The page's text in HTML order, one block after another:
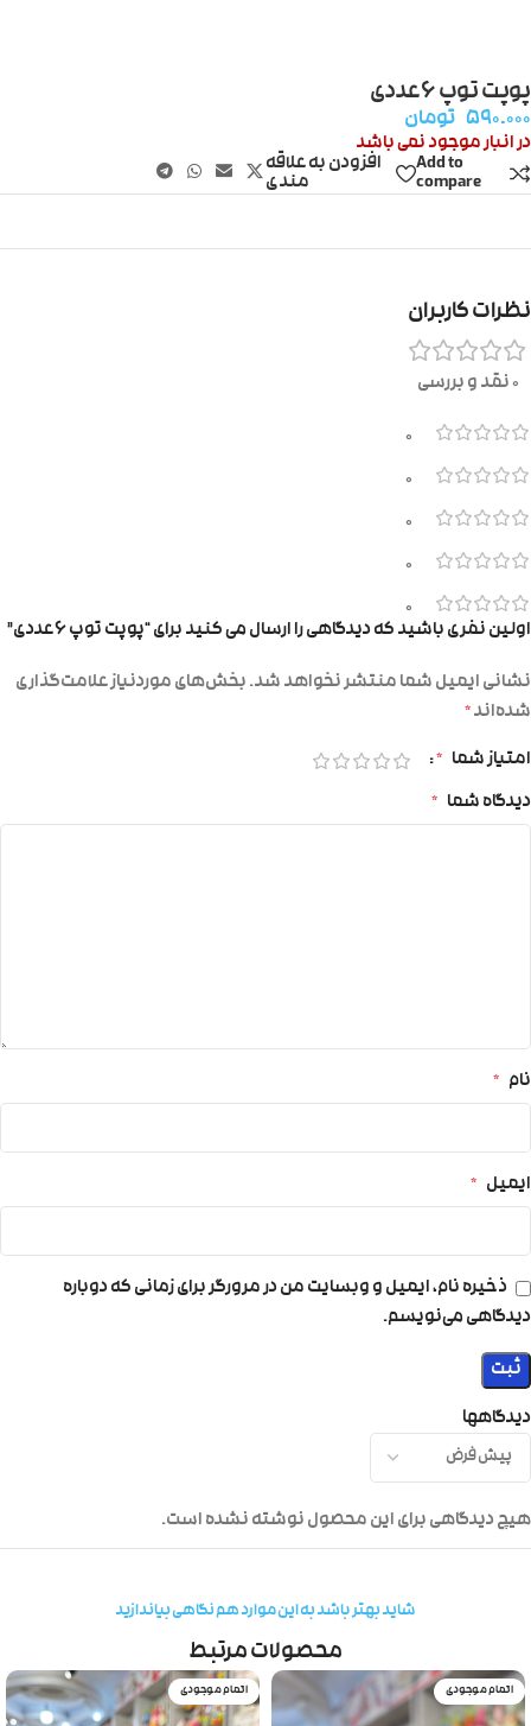
پوپت توپ ۶عددی
۵۹۰.۰۰۰ تومان
در انبار موجود نمی باشد
Add to
compare
افزودن به علاقه
مندی
نظرات کاربران
0 نقد و بررسی
0
0
0
0
0
دیدگاهها
هیچ دیدگاهی برای این محصول نوشته نشده است.
اولین نفری باشید که دیدگاهی را ارسال می کنید برای “پوپت توپ ۶عددی”
نشانی ایمیل شما منتشر نخواهد شد.بخش‌های موردنیاز علامت‌گذاری
شده‌اند*
امتیاز شما *
دیدگاه شما *
نام *
ایمیل *
ذخیره نام، ایمیل و وبسایت من در مرورگر برای زمانی که دوباره
دیدگاهی می‌نویسم.
شاید بهتر باشد به این موارد هم نگاهی بیاندازید
محصولات مرتبط
اتمام موجودی اتمام موجودی